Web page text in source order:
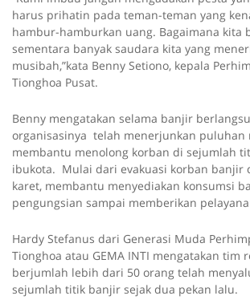
harus prihatin pada teman-teman yang
hambur-hamburkan uang. Bagaimana kita
sementara banyak saudara kita yang
musibah,”kata Benny Setiono, kepala
Tionghoa Pusat.
Benny mengatakan selama banjir
organisasinya telah menerjunkan puluhan
membantu menolong korban di sejumlah
ibukota. Mulai dari evakuasi korban banjir
karet, membantu menyediakan konsumsi
pengungsian sampai memberikan
Hardy Stefanus dari Generasi Muda
Tionghoa atau GEMA INTI mengatakan tim
berjumlah lebih dari 50 orang telah
sejumlah titik banjir sejak dua pekan lalu.